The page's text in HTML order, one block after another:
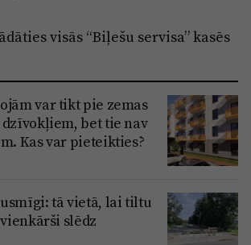
visās “Biļešu servisa” kasēs
var tikt pie zemas
dzīvokļiem, bet tie nav
Kas var pieteikties?
tā vietā, lai tiltu
slēdz